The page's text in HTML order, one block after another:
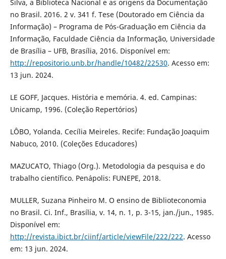
Silva, a Biblioteca Nacional e as origens da Documentação
no Brasil. 2016. 2 v. 341 f. Tese (Doutorado em Ciência da
Informação) – Programa de Pós-Graduação em Ciência da
Informação, Faculdade Ciência da Informação, Universidade
de Brasília – UFB, Brasília, 2016. Disponível em:
http://repositorio.unb.br/handle/10482/22530. Acesso em:
13 jun. 2024.
LE GOFF, Jacques. História e memória. 4. ed. Campinas:
Unicamp, 1996. (Coleção Repertórios)
LÔBO, Yolanda. Cecília Meireles. Recife: Fundação Joaquim
Nabuco, 2010. (Coleções Educadores)
MAZUCATO, Thiago (Org.). Metodologia da pesquisa e do
trabalho científico. Penápolis: FUNEPE, 2018.
MULLER, Suzana Pinheiro M. O ensino de Biblioteconomia
no Brasil. Ci. Inf., Brasília, v. 14, n. 1, p. 3-15, jan./jun., 1985.
Disponível em:
http://revista.ibict.br/ciinf/article/viewFile/222/222. Acesso
em: 13 jun. 2024.